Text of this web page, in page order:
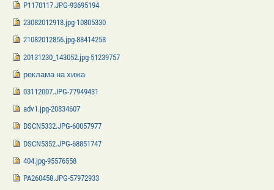
P1170117.JPG-93695194
23082012918.jpg-10805330
21082012856.jpg-88414258
20131230_143052.jpg-51239757
реклама на хижа
03112007.JPG-77949431
adv1.jpg-20834607
DSCN5332.JPG-60057977
DSCN5352.JPG-68851747
404.jpg-95576558
PA260458.JPG-57972933